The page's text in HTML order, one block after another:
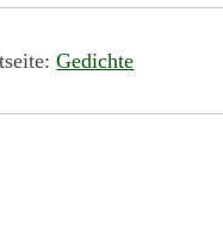
Gedichte